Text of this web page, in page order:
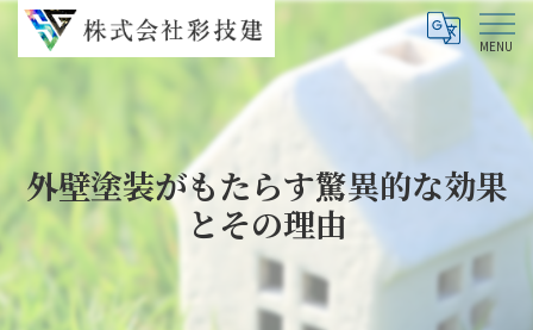
外壁塗装がもたらす驚異的な効果
とその理由